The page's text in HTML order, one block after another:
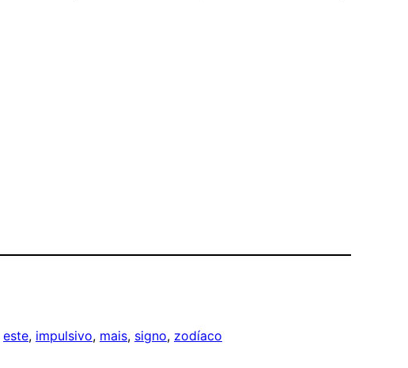
este, impulsivo, mais, signo, zodíaco